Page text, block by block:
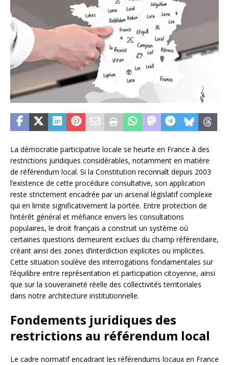
La démocratie participative locale se heurte en France à des
restrictions juridiques considérables, notamment en matière
de référendum local. Si la Constitution reconnaît depuis 2003
l’existence de cette procédure consultative, son application
reste strictement encadrée par un arsenal législatif complexe
qui en limite significativement la portée. Entre protection de
l’intérêt général et méfiance envers les consultations
populaires, le droit français a construit un système où
certaines questions demeurent exclues du champ référendaire,
créant ainsi des zones d’interdiction explicites ou implicites.
Cette situation soulève des interrogations fondamentales sur
l’équilibre entre représentation et participation citoyenne, ainsi
que sur la souveraineté réelle des collectivités territoriales
dans notre architecture institutionnelle.
Fondements juridiques des
restrictions au référendum local
Le cadre normatif encadrant les référendums locaux en France